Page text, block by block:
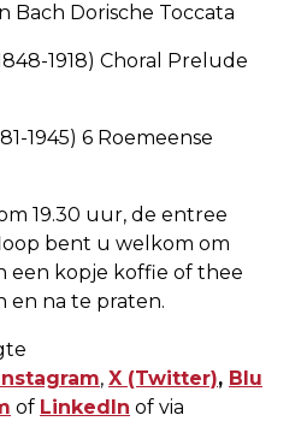
Bach Dorische Toccata
1918) Choral Prelude
1945) 6 Roemeense
19.30 uur, de entree
bent u welkom om
een kopje koffie of thee
en na te praten.
, X (Twitter), Blu
of LinkedIn of via